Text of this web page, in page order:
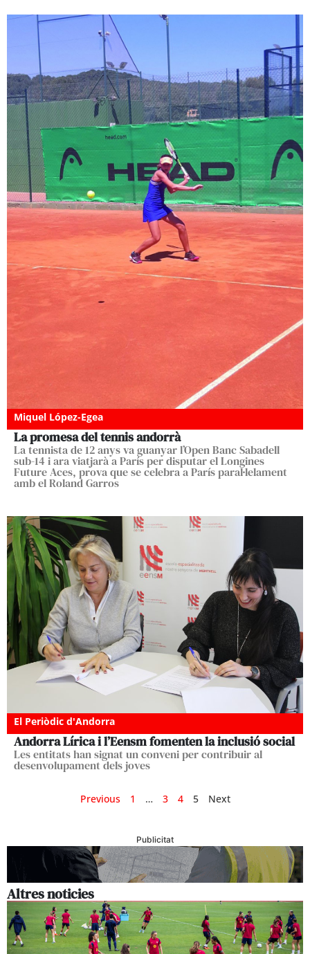
Miquel López-Egea
La promesa del tennis andorrà
La tennista de 12 anys va guanyar l’Open Banc Sabadell
sub-14 i ara viatjarà a París per disputar el Longines
Future Aces, prova que se celebra a París paral·lelament
amb el Roland Garros
El Periòdic d'Andorra
Andorra Lírica i l’Eensm fomenten la inclusió social
Les entitats han signat un conveni per contribuir al
desenvolupament dels joves
Previous 1 … 3 4 5 Next
Publicitat
Altres noticies